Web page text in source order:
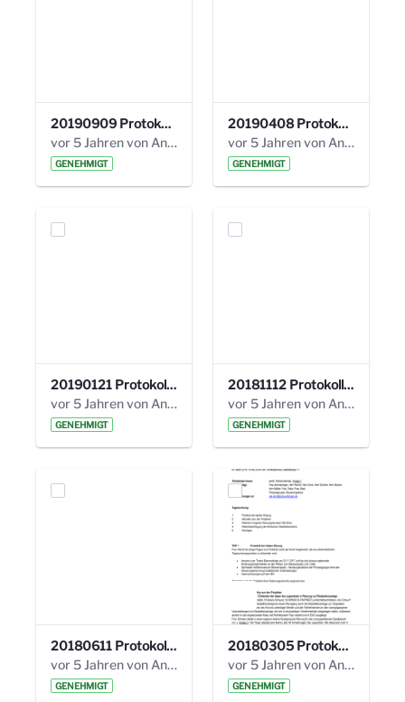
20190909 Protokoll 27. Steuerungskreis.pdf
vor 5 Jahren von Anni Schlumberger
GENEHMIGT
20190408 Protokoll 26. Steuerungskreis.pdf
vor 5 Jahren von Anni Schlumberger
GENEHMIGT
20190121 Protokoll 25. Steuerungskreis.pdf
vor 5 Jahren von Anni Schlumberger
GENEHMIGT
20181112 Protokoll 24. Steuerungskreis.pdf
vor 5 Jahren von Anni Schlumberger
GENEHMIGT
20180611 Protokoll 23. Steuerungskreis.pdf
vor 5 Jahren von Anni Schlumberger
GENEHMIGT
20180305 Protokoll 22. Steuerungskreis.pdf
vor 5 Jahren von Anni Schlumberger
GENEHMIGT